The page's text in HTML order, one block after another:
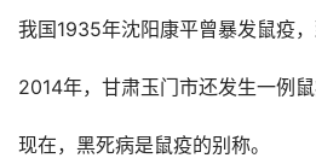
我国1935年沈阳康平曾暴发鼠疫，
2014年，甘肃玉门市还发生一例鼠
现在，黑死病是鼠疫的别称。